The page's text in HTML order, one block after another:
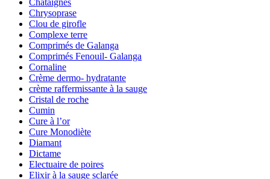
Chrysoprase
Clou de girofle
Complexe terre
Comprimés de Galanga
Comprimés Fenouil- Galanga
Cornaline
Crème dermo- hydratante
crème raffermissante à la sauge
Cristal de roche
Cumin
Cure à l’or
Cure Monodiète
Diamant
Dictame
Electuaire de poires
Elixir à la sauge sclarée